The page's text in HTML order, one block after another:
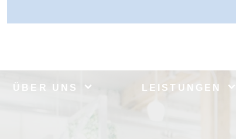
ÜBER UNS LEISTUNGEN